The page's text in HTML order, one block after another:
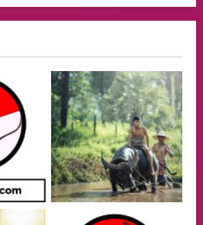
Menjaga Nama Baik Bangsa
05/08/2026
Event
Putusan Diundur Lagi, Pernyataan
Hakim pada Sidang Sebelumnya Jadi
Sorotan
05/08/2026